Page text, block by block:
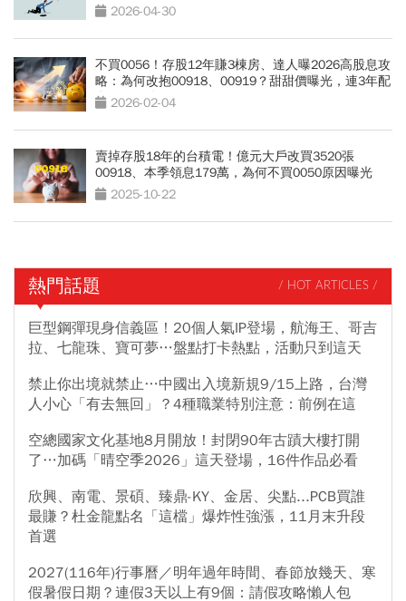
穩賺指南
2026-04-30
不買0056！存股12年賺3棟房、達人曝2026高股息攻
略：為何改抱00918、00919？甜甜價曝光，連3年配
息11%關鍵
2026-02-04
賣掉存股18年的台積電！億元大戶改買3520張
00918、本季領息179萬，為何不買0050原因曝光
2025-10-22
熱門話題 / HOT ARTICLES /
巨型鋼彈現身信義區！20個人氣IP登場，航海王、哥吉
拉、七龍珠、寶可夢…盤點打卡熱點，活動只到這天
禁止你出境就禁止…中國出入境新規9/15上路，台灣
人小心「有去無回」？4種職業特別注意：前例在這
空總國家文化基地8月開放！封閉90年古蹟大樓打開
了…加碼「晴空季2026」這天登場，16件作品必看
欣興、南電、景碩、臻鼎-KY、金居、尖點...PCB買誰
最賺？杜金龍點名「這檔」爆炸性強漲，11月末升段
首選
2027(116年)行事曆／明年過年時間、春節放幾天、寒
假暑假日期？連假3天以上有9個：請假攻略懶人包